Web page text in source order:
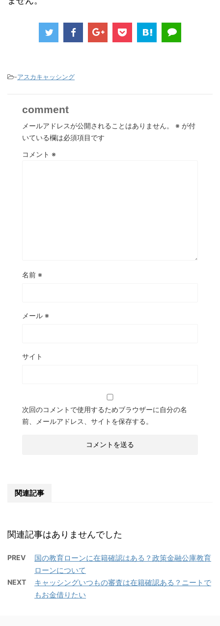
-アスカキャッシング
comment
メールアドレスが公開されることはありません。 ※ が付
いている欄は必須項目です
コメント ※
名前 ※
メール ※
サイト
次回のコメントで使用するためブラウザーに自分の名
前、メールアドレス、サイトを保存する。
関連記事
関連記事はありませんでした
PREV
国の教育ローンに在籍確認はある？政策金融公庫教育
ローンについて
NEXT
キャッシングいつもの審査は在籍確認ある？ニートで
もお金借りたい